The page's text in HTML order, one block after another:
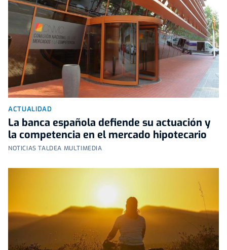
ACTUALIDAD
La banca española defiende su actuación y
la competencia en el mercado hipotecario
NOTICIAS TALDEA MULTIMEDIA